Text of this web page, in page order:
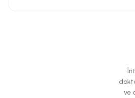
Ürün resmi kalitesiz, bozuk veya
Ürün açıklamasında eksik bilgiler
Ürün bilgilerinde hatalar bulunuyor.ve